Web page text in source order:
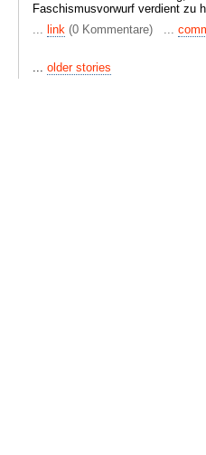
Faschismusvorwurf verdient zu
... link (0 Kommentare) ...
... older stories